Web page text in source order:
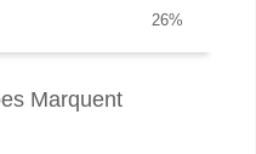
%
26
Marquent